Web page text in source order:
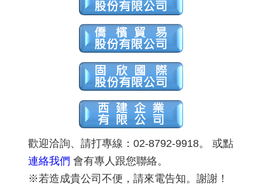
歡迎洽詢、請打專線：02-8792-9918。 或點
連絡我們 會有專人跟您聯絡。
※若造成貴公司不便，請來電告知。謝謝！